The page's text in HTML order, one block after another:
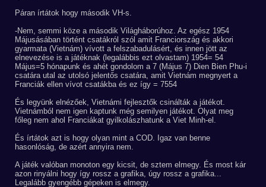
Páran írtátok hogy második VH-s.
-Nem, semmi köze a második Világháborúhoz. Az egész 1954
Májusásában történt csatákról szól amit Franciország és akkori
gyarmata (Vietnám) vívott a felszabadulásért, és innen jött az
elnevezése is a játéknak (legalábbis ezt olvastam) 1954= 54
Május=5 hónapunk és ahét gondolom a 7 (Május 7) Dien Bien Phu-i
csatára utal az utolsó jelentős csatára, amit Vietnám megnyert a
Franciák ellen vívot csatákba és ez így = 7554
És legyünk elnézőek, Vietnámi fejlesztők csinálták a játékot.
Vietnámból nem igen kaptunk még semilyen játékot. Olyat meg
főleg nem ahol Franciákat gyilkolászhatunk a Viet Minh-el.
És írtátok azt is hogy olyan mint a COD. Igaz van benne
hasonlóság, de azért annyira nem.
A játék valóban monoton egy kicsit, de sztem elmegy. És most kár
azon rinyálni hogy így rossz a grafika, úgy rossz a grafika...
Legalább gyengébb gépeken is elmegy.